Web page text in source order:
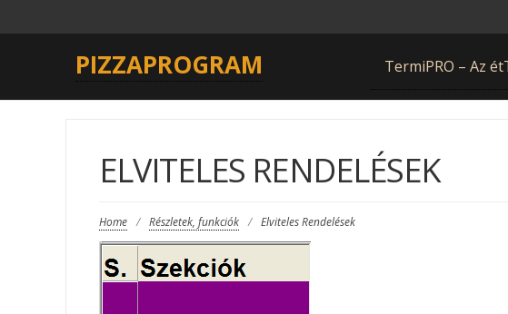
PIZZAPROGRAM TermiPRO – Az
ELVITELES RENDELÉSEK
Home / Részletek, funkciók / Elviteles Rendelések